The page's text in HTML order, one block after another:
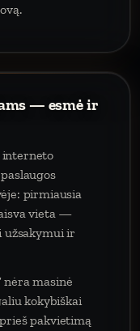
— esmė ir
pirmiausia
vieta —
užsakymui ir
nėra masinė
kokybiškai
pakvietimą